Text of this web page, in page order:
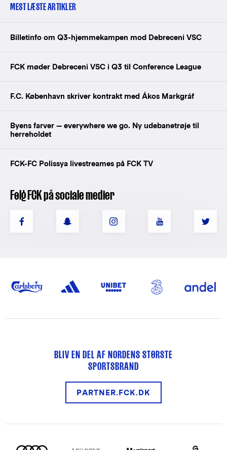
MEST LÆSTE ARTIKLER
Billetinfo om Q3-hjemmekampen mod Debreceni VSC
FCK møder Debreceni VSC i Q3 til Conference League
F.C. København skriver kontrakt med Ákos Markgráf
Byens farver — everywhere we go. Ny udebanetrøje til
herreholdet
FCK-FC Polissya livestreames på FCK TV
Følg FCK på sociale medier
BLIV EN DEL AF NORDENS STØRSTE
SPORTSBRAND
PARTNER.FCK.DK